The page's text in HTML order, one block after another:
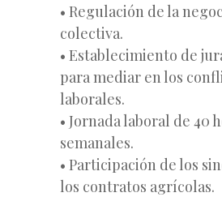
• Regulación de la
colectiva.
• Establecimiento de
para mediar en los
laborales.
• Jornada laboral de 40
semanales.
• Participación de los
los contratos agrícolas.